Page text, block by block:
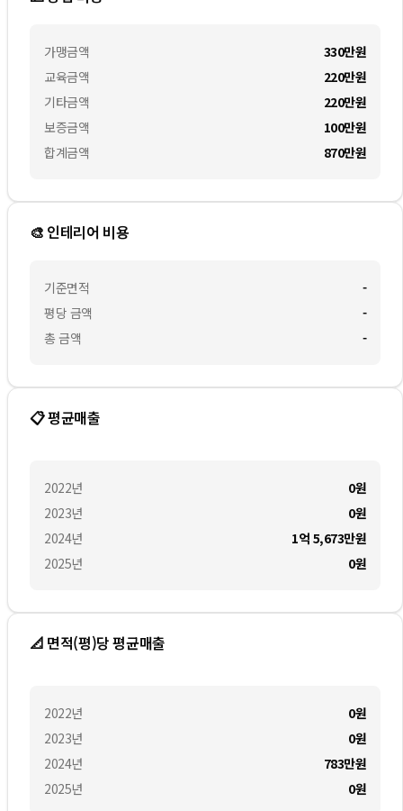
가맹금액
교육금액
기타금액
보증금액
합계금액
330만원
220만원
220만원
100만원
870만원
🎨 인테리어 비용
기준면적
평당 금액
총 금액
-
-
-
📋 평균매출
2022년
2023년
2024년
2025년
0원
0원
1억 5,673만원
0원
📐 면적(평)당 평균매출
2022년
2023년
2024년
2025년
0원
0원
783만원
0원